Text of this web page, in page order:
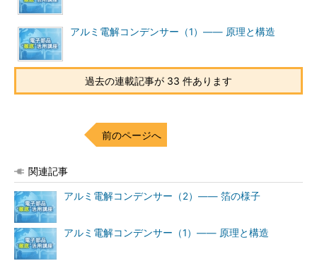
アルミ電解コンデンサー（1）―― 原理と構造
過去の連載記事が 33 件あります
前のページへ
関連記事
アルミ電解コンデンサー（2）―― 箔の様子
アルミ電解コンデンサー（1）―― 原理と構造